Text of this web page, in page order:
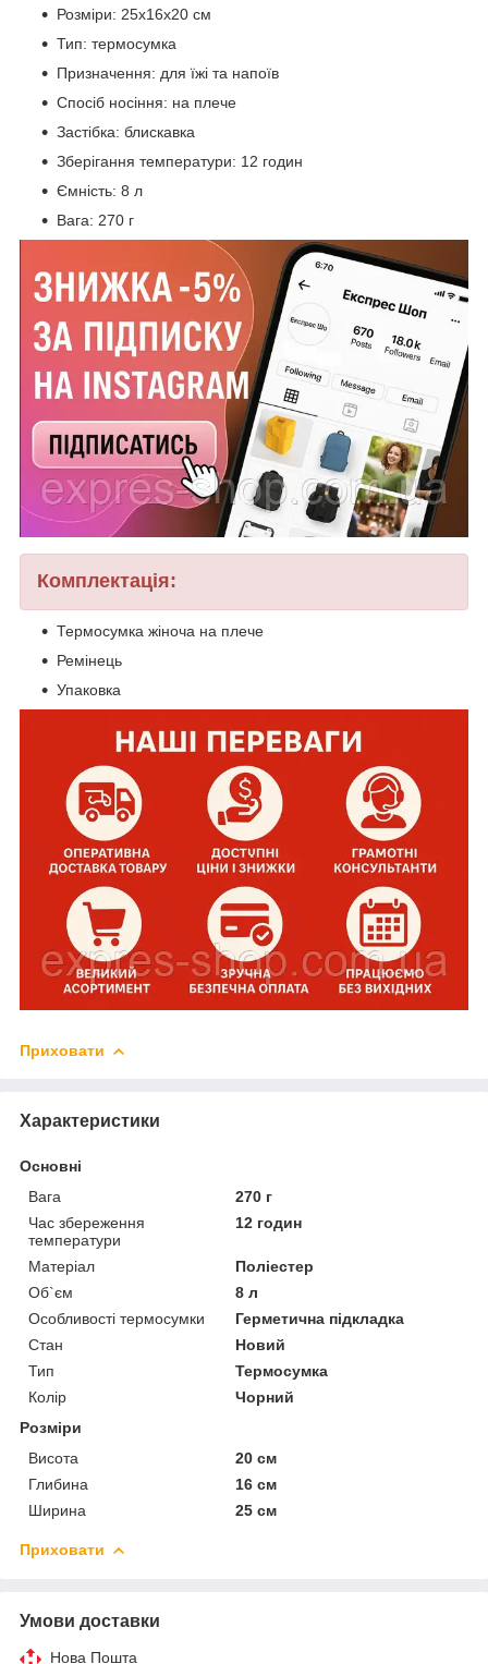
Розміри: 25х16х20 см
Тип: термосумка
Призначення: для їжі та напоїв
Спосіб носіння: на плече
Застібка: блискавка
Зберігання температури: 12 годин
Ємність: 8 л
Вага: 270 г
Комплектація:
Термосумка жіноча на плече
Ремінець
Упаковка
Приховати
Характеристики
Основні
Вага
270 г
Час збереження
температури
12 годин
Матеріал
Поліестер
Об`єм
8 л
Особливості термосумки
Герметична підкладка
Стан
Новий
Тип
Термосумка
Колір
Чорний
Розміри
Висота
20 см
Глибина
16 см
Ширина
25 см
Приховати
Умови доставки
Нова Пошта